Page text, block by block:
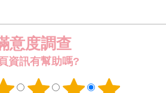
意度調查
資訊有幫助嗎?